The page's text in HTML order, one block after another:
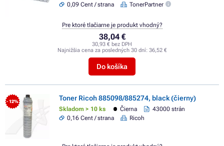
0,09 Cent / strana
TonerPartner
38,04 €
30,93 € bez DPH
Najnižšia cena za posledných 30 dní: 36,52 €
Do košíka
Pre ktoré tlačiarne je produkt vhodný?
- 12% Toner Ricoh 885098/885274, black (čierny)
Skladom > 10 ks Čierna
43000 strán
0,16 Cent / strana
Ricoh